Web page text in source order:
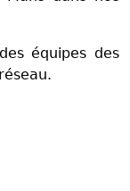
équipes des